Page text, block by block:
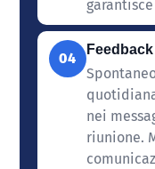
04
nei
riunione.